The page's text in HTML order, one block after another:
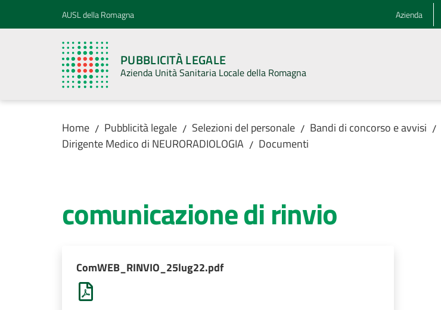
Vai al contenuto
Vai alla navigazioneAUSL della Romagna Azienda
PUBBLICITÀ LEGALE
Azienda Unità Sanitaria Locale della Romagna
Home / Pubblicità legale / Selezioni del personale / Bandi di concorso e avvisi /
Dirigente Medico di NEURORADIOLOGIA / Documenti
comunicazione di rinvio
ComWEB_RINVIO_25lug22.pdf